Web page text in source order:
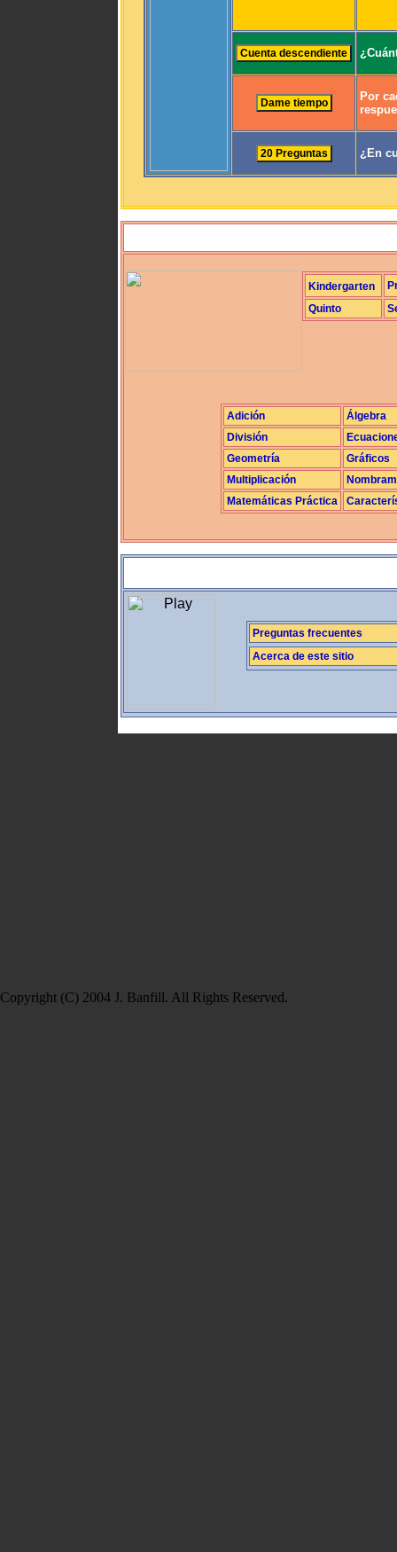
Por
¿En
Kindergarten
Quinto
Adición
Álgebra
División
Geometría
Gráficos
Multiplicación
Matemáticas Práctica
Preguntas frecuentes
Acerca de este sitio
Copyright (C) 2004 J. Banfill. All Rights Reserved.